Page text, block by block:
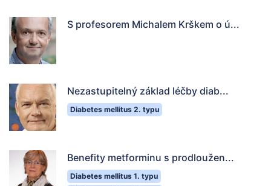
S profesorem Michalem Krškem o ú...
Nezastupitelný základ léčby diab...
Diabetes mellitus 2. typu
Benefity metforminu s prodloužen...
Diabetes mellitus 1. typu